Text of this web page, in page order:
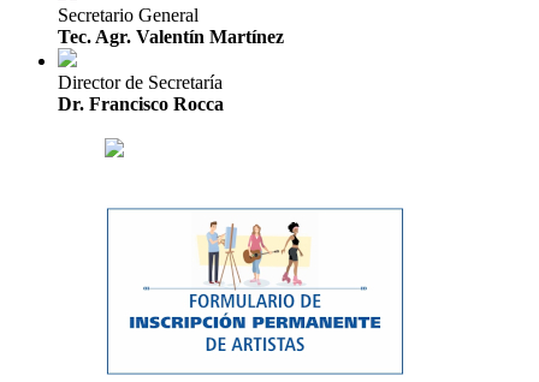
Secretario General
Tec. Agr. Valentín Martínez
Director de Secretaría
Dr. Francisco Rocca